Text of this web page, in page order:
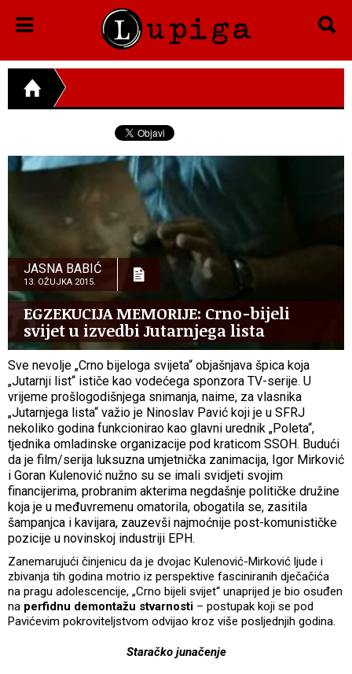
JASNA BABIĆ
13. OŽUJKA 2015.
EGZEKUCIJA MEMORIJE: Crno-bijeli
svijet u izvedbi Jutarnjega lista
Sve nevolje „Crno bijeloga svijeta“ objašnjava špica koja
„Jutarnji list“ ističe kao vodećega sponzora TV-serije. U
vrijeme prošlogodišnjega snimanja, naime, za vlasnika
„Jutarnjega lista“ važio je Ninoslav Pavić koji je u SFRJ
nekoliko godina funkcionirao kao glavni urednik „Poleta“,
tjednika omladinske organizacije pod kraticom SSOH. Budući
da je film/serija luksuzna umjetnička zanimacija, Igor Mirković
i Goran Kulenović nužno su se imali svidjeti svojim
financijerima, probranim akterima negdašnje političke družine
koja je u međuvremenu omatorila, obogatila se, zasitila
šampanjca i kavijara, zauzevši najmoćnije post-komunističke
pozicije u novinskoj industriji EPH.
Zanemarujući činjenicu da je dvojac Kulenović-Mirković ljude i
zbivanja tih godina motrio iz perspektive fasciniranih dječačića
na pragu adolescencije, „Crno bijeli svijet“ unaprijed je bio osuđen
na perfidnu demontažu stvarnosti – postupak koji se pod
Pavićevim pokroviteljstvom odvijao kroz više posljednjih godina.
Staračko junačenje